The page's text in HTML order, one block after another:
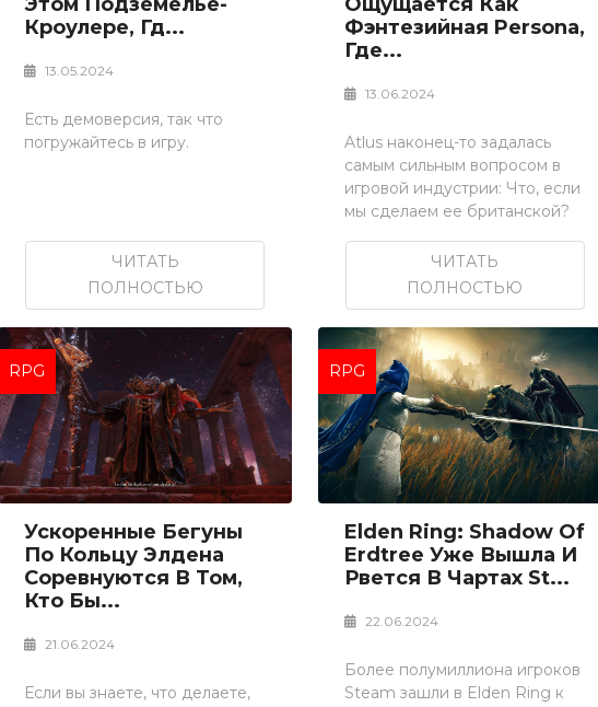
Кроулере, Гд...
13.05.2024
Есть демоверсия, так что
погружайтесь в игру.
ЧИТАТЬ
ПОЛНОСТЬЮ
Фэнтезийная Persona,
Где...
13.06.2024
Atlus наконец-то задалась
самым сильным вопросом в
игровой индустрии: Что, если
мы сделаем ее британской?
ЧИТАТЬ
ПОЛНОСТЬЮ
RPG
Ускоренные Бегуны
По Кольцу Элдена
Соревнуются В Том,
Кто Бы...
21.06.2024
Если вы знаете, что делаете,
RPG
Elden Ring: Shadow Of
Erdtree Уже Вышла И
Рвется В Чартах St...
22.06.2024
Более полумиллиона игроков
Steam зашли в Elden Ring к